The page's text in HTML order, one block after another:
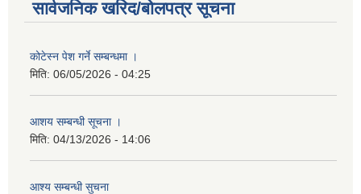
सार्वजनिक खरिद/बोलपत्र सूचना
कोटेस्न पेश गर्ने सम्बन्धमा ।
मिति: 06/05/2026 - 04:25
आशय सम्बन्धी सूचना ।
मिति: 04/13/2026 - 14:06
आश्य सम्बन्धी सुचना